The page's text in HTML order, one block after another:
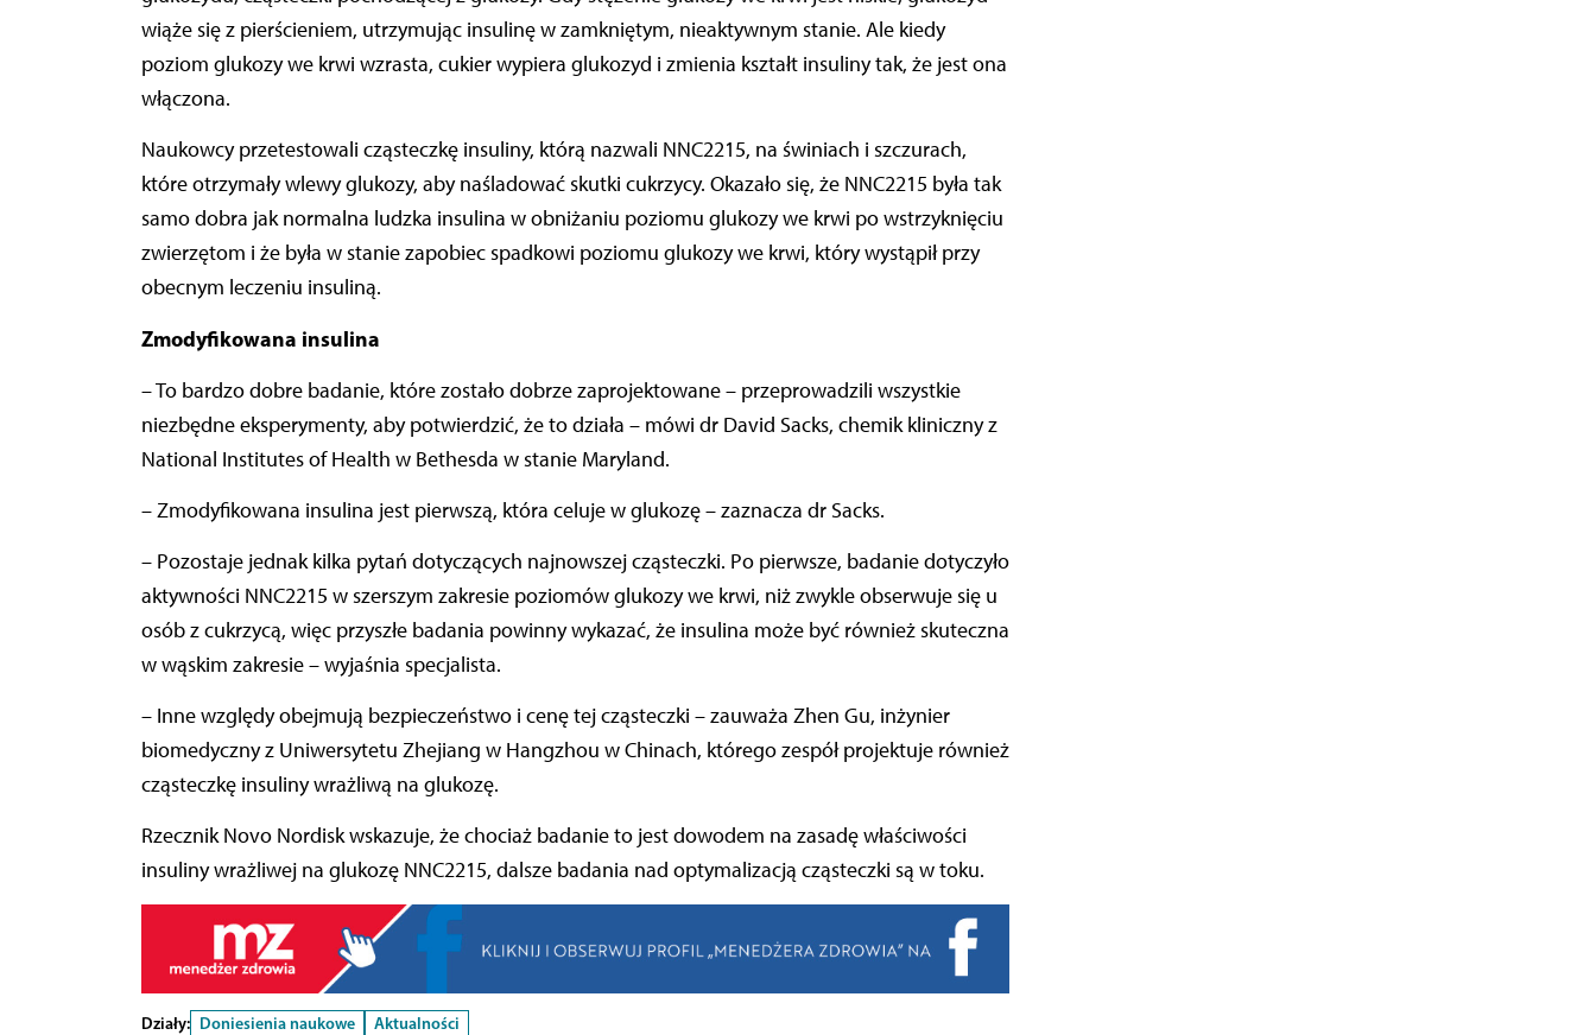
wiąże się z pierścieniem, utrzymując insulinę w zamkniętym, nieaktywnym stanie. Ale kiedy
poziom glukozy we krwi wzrasta, cukier wypiera glukozyd i zmienia kształt insuliny tak, że jest ona
włączona.
Naukowcy przetestowali cząsteczkę insuliny, którą nazwali NNC2215, na świniach i szczurach,
które otrzymały wlewy glukozy, aby naśladować skutki cukrzycy. Okazało się, że NNC2215 była tak
samo dobra jak normalna ludzka insulina w obniżaniu poziomu glukozy we krwi po wstrzyknięciu
zwierzętom i że była w stanie zapobiec spadkowi poziomu glukozy we krwi, który wystąpił przy
obecnym leczeniu insuliną.
Zmodyfikowana insulina
– To bardzo dobre badanie, które zostało dobrze zaprojektowane – przeprowadzili wszystkie
niezbędne eksperymenty, aby potwierdzić, że to działa – mówi dr David Sacks, chemik kliniczny z
National Institutes of Health w Bethesda w stanie Maryland.
– Zmodyfikowana insulina jest pierwszą, która celuje w glukozę – zaznacza dr Sacks.
– Pozostaje jednak kilka pytań dotyczących najnowszej cząsteczki. Po pierwsze, badanie dotyczyło
aktywności NNC2215 w szerszym zakresie poziomów glukozy we krwi, niż zwykle obserwuje się u
osób z cukrzycą, więc przyszłe badania powinny wykazać, że insulina może być również skuteczna
w wąskim zakresie – wyjaśnia specjalista.
– Inne względy obejmują bezpieczeństwo i cenę tej cząsteczki – zauważa Zhen Gu, inżynier
biomedyczny z Uniwersytetu Zhejiang w Hangzhou w Chinach, którego zespół projektuje również
cząsteczkę insuliny wrażliwą na glukozę.
Rzecznik Novo Nordisk wskazuje, że chociaż badanie to jest dowodem na zasadę właściwości
insuliny wrażliwej na glukozę NNC2215, dalsze badania nad optymalizacją cząsteczki są w toku.
Działy: Doniesienia naukowe
Aktualności